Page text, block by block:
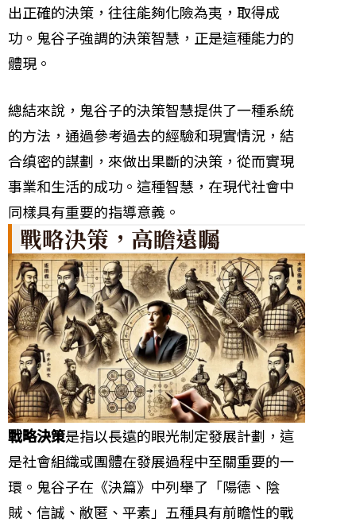
出正確的決策，往往能夠化險為夷，取得成
功。鬼谷子強調的決策智慧，正是這種能力的
體現。
總結來說，鬼谷子的決策智慧提供了一種系統
的方法，通過參考過去的經驗和現實情況，結
合缜密的謀劃，來做出果斷的決策，從而實現
事業和生活的成功。這種智慧，在現代社會中
同樣具有重要的指導意義。
戰略決策，高瞻遠矚
戰略決策是指以長遠的眼光制定發展計劃，這
是社會組織或團體在發展過程中至關重要的一
環。鬼谷子在《決篇》中列舉了「陽德、陰
賊、信誠、敝匿、平素」五種具有前瞻性的戰